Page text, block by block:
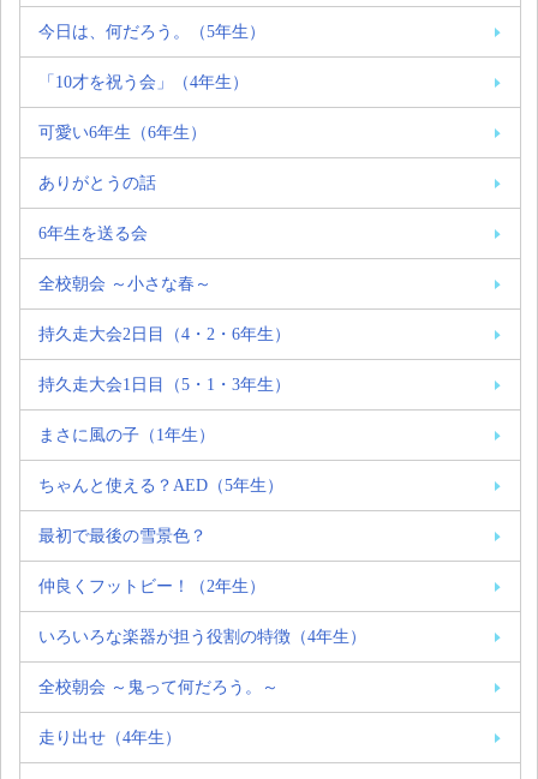
今日は、何だろう。（5年生）
「10才を祝う会」（4年生）
可愛い6年生（6年生）
ありがとうの話
6年生を送る会
全校朝会 ～小さな春～
持久走大会2日目（4・2・6年生）
持久走大会1日目（5・1・3年生）
まさに風の子（1年生）
ちゃんと使える？AED（5年生）
最初で最後の雪景色？
仲良くフットビー！（2年生）
いろいろな楽器が担う役割の特徴（4年生）
全校朝会 ～鬼って何だろう。～
走り出せ（4年生）